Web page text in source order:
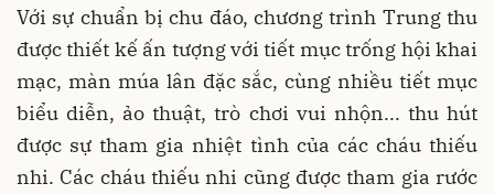
Với sự chuẩn bị chu đáo, chương trình Trung thu
được thiết kế ấn tượng với tiết mục trống hội khai
mạc, màn múa lân đặc sắc, cùng nhiều tiết mục
biểu diễn, ảo thuật, trò chơi vui nhộn... thu hút
được sự tham gia nhiệt tình của các cháu thiếu
nhi. Các cháu thiếu nhi cũng được tham gia rước